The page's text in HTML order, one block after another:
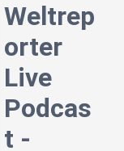
Weltrep
orter
Live
Podcas
t -